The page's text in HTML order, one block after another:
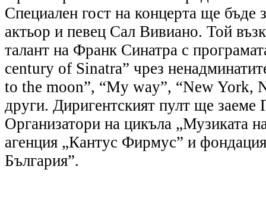
Специален гост на концерта ще бъде
актьор и певец Сал Вивиано. Той
талант на Франк Синатра с
century of Sinatra” чрез
to the moon”, “My way”, “New York,
други. Диригентският пулт ще заеме
Организатори на цикъла „Музиката
агенция „Кантус Фирмус” и
България”.